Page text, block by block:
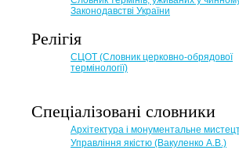
Законодавстві України
Релігія
СЦОТ (Словник церковно-обрядової
термінології)
Спеціалізовані словники
Архітектура і монументальне
Управління якістю (Вакуленко А.В.)